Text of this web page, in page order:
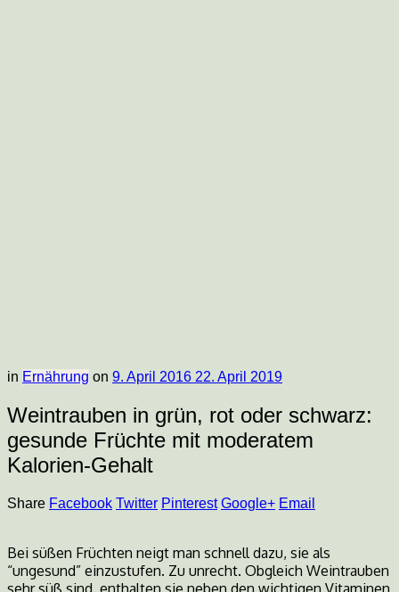
in Ernährung on 9. April 2016 22. April 2019
Weintrauben in grün, rot oder schwarz:
gesunde Früchte mit moderatem
Kalorien-Gehalt
Share Facebook Twitter Pinterest Google+ Email
Bei süßen Früchten neigt man schnell dazu, sie als
“ungesund” einzustufen. Zu unrecht. Obgleich Weintrauben
sehr süß sind, enthalten sie neben den wichtigen Vitaminen